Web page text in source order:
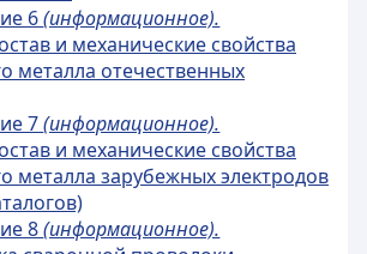
6(информационное).
и механические свойства
металла отечественных
7(информационное).
и механические свойства
металла зарубежных электродов
8(информационное).